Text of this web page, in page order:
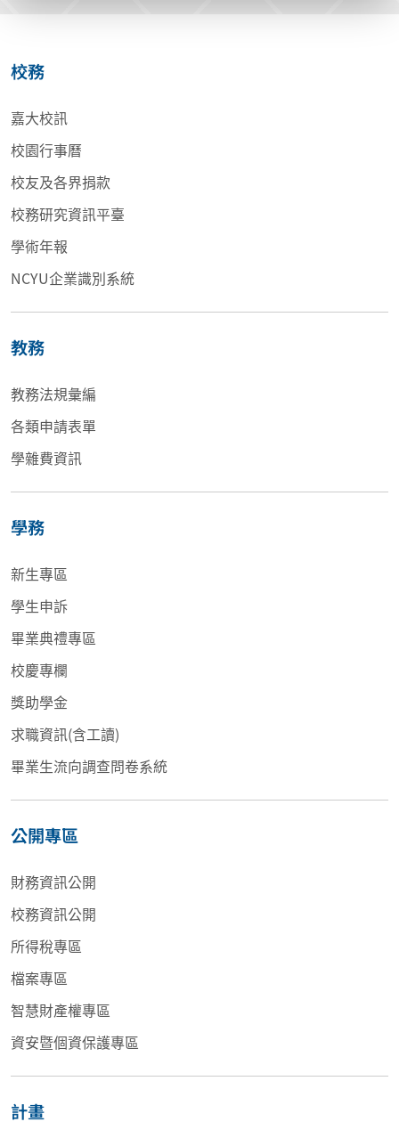
校務
嘉大校訊
校園行事曆
校友及各界捐款
校務研究資訊平臺
學術年報
NCYU企業識別系統
教務
教務法規彙編
各類申請表單
學雜費資訊
學務
新生專區
學生申訴
畢業典禮專區
校慶專欄
獎助學金
求職資訊(含工讀)
畢業生流向調查問卷系統
公開專區
財務資訊公開
校務資訊公開
所得稅專區
檔案專區
智慧財產權專區
資安暨個資保護專區
計畫